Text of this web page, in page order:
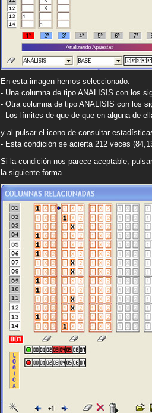
En esta imagen hemos seleccionado:
- Una columna de tipo ANALISIS con los
- Otra columna de tipo ANALISIS con los
- Los límites de que de que en alguna de
y al pulsar el icono de consultar
- Esta condición se acierta 212 veces
Si la condición nos parece aceptable,
la siguiente forma.